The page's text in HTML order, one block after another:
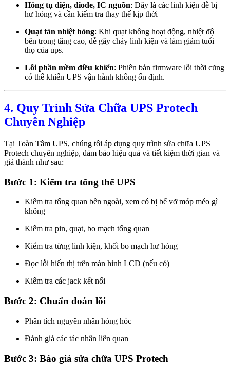
Hỏng tụ điện, diode, IC nguồn: Đây là các linh kiện dễ bị
hư hỏng và cần kiểm tra thay thế kịp thời
Quạt tản nhiệt hỏng: Khi quạt không hoạt động, nhiệt độ
bên trong tăng cao, dễ gây cháy linh kiện và làm giảm tuổi
thọ của ups.
Lỗi phần mềm điều khiển: Phiên bản firmware lỗi thời cũng
có thể khiến UPS vận hành không ổn định.
4. Quy Trình Sửa Chữa UPS Protech
Chuyên Nghiệp
Tại Toàn Tâm UPS, chúng tôi áp dụng quy trình sửa chữa UPS
Protech chuyên nghiệp, đảm bảo hiệu quả và tiết kiệm thời gian và
giá thành như sau:
Bước 1: Kiểm tra tổng thể UPS
Kiểm tra tổng quan bên ngoài, xem có bị bể vỡ móp méo gì
không
Kiểm tra pin, quạt, bo mạch tổng quan
Kiểm tra từng linh kiện, khối bo mạch hư hỏng
Đọc lỗi hiển thị trên màn hình LCD (nếu có)
Kiểm tra các jack kết nối
Bước 2: Chuẩn đoán lỗi
Phân tích nguyên nhân hỏng hóc
Đánh giá các tác nhân liên quan
Bước 3: Báo giá sửa chữa UPS Protech